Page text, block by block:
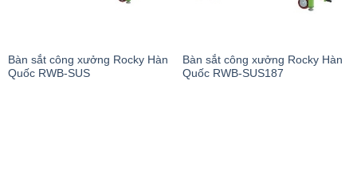
Bàn sắt công xưởng Rocky Hàn
Quốc RWB-SUS
Bàn sắt công xưởng Rocky Hàn
Quốc RWB-SUS187